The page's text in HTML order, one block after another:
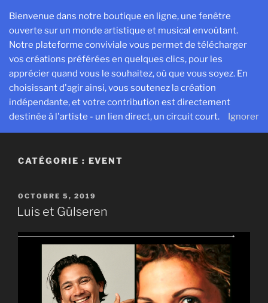
Bienvenue dans notre boutique en ligne, une fenêtre
ouverte sur un monde artistique et musical envoûtant.
Notre plateforme conviviale vous permet de télécharger
vos créations préférées en quelques clics, pour les
apprécier quand vous le souhaitez, où que vous soyez. En
choisissant d'agir ainsi, vous soutenez la création
indépendante, et votre contribution est directement
destinée à l'artiste - un lien direct, un circuit court.
Ignorer
contenu
principal
SESPROD
Créer, exister et transmettre pour avancer ensemble
Menu
CATÉGORIE : EVENT
PUBLIÉ
LE
OCTOBRE 5, 2019
Luis et Gülseren